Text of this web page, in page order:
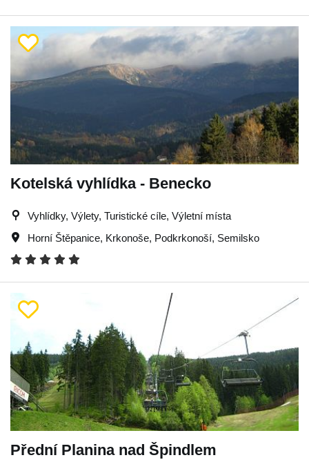
Kotelská vyhlídka - Benecko
Vyhlídky, Výlety, Turistické cíle, Výletní místa
Horní Štěpanice, Krkonoše, Podkrkonoší, Semilsko
Přední Planina nad Špindlem